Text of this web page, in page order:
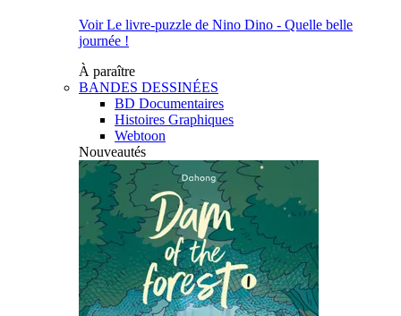
Voir Le livre-puzzle de Nino Dino - Quelle belle
journée !
À paraître
BANDES DESSINÉES
BD Documentaires
Histoires Graphiques
Webtoon
Nouveautés